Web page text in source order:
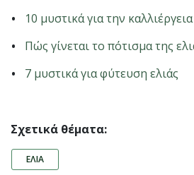
10 μυστικά για την
Πώς γίνεται το πότισμα της
7 μυστικά για φύτευση ελιάς
Σχετικά θέματα:
ΕΛΙΆ